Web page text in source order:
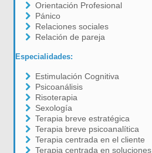
Orientación Profesional
Pánico
Relaciones sociales
Relación de pareja
Especialidades:
Estimulación Cognitiva
Psicoanálisis
Risoterapia
Sexología
Terapia breve estratégica
Terapia breve psicoanalítica
Terapia centrada en el cliente
Terapia centrada en soluciones